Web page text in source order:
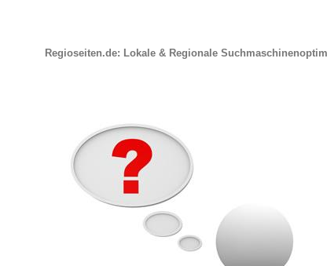
Regioseiten.de: Lokale & Regionale